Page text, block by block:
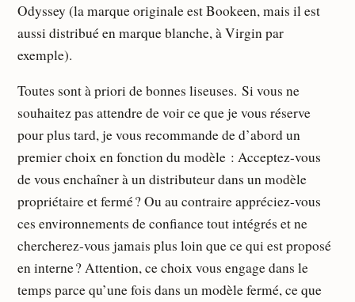
Odyssey (la marque originale est Bookeen, mais il est
aussi distribué en marque blanche, à Virgin par
exemple).
Toutes sont à priori de bonnes liseuses. Si vous ne
souhaitez pas attendre de voir ce que je vous réserve
pour plus tard, je vous recommande de d’abord un
premier choix en fonction du modèle : Acceptez-vous
de vous enchaîner à un distributeur dans un modèle
propriétaire et fermé ? Ou au contraire appréciez-vous
ces environnements de confiance tout intégrés et ne
chercherez-vous jamais plus loin que ce qui est proposé
en interne ? Attention, ce choix vous engage dans le
temps parce qu’une fois dans un modèle fermé, ce que